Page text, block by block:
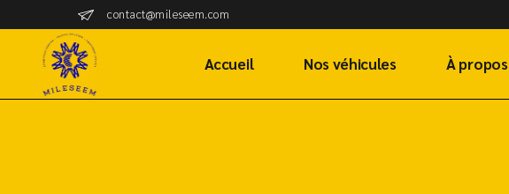
contact@mileseem.com
Accueil Nos véhicules À propos